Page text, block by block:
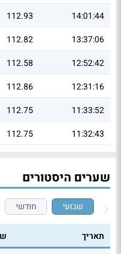
14:01:44
112.93
13:37:06
112.82
12:52:42
112.58
12:31:16
112.86
11:33:52
112.75
11:32:43
112.75
שערים היסטורים
שבועי חודשי
תאריך